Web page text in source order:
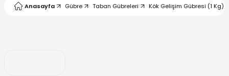
Anasayfa Gübre Taban Gübreleri Kök Gelişim Gübresi (1 Kg)
Asit